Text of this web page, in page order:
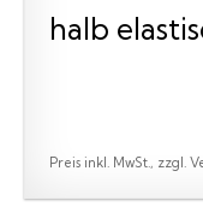
halb
Preis inkl. MwSt., zzgl.